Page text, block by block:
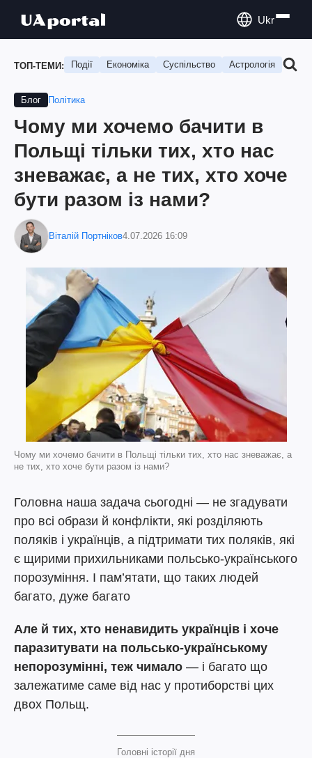
Ukr
ТОП-ТЕМИ: Події Економіка Суспільство Астрологія
Блог Політика
Чому ми хочемо бачити в
Польщі тільки тих, хто нас
зневажає, а не тих, хто хоче
бути разом із нами?
Віталій Портніков4.07.2026 16:09
Чому ми хочемо бачити в Польщі тільки тих, хто нас зневажає, а
не тих, хто хоче бути разом із нами?
Головна наша задача сьогодні — не згадувати
про всі образи й конфлікти, які розділяють
поляків і українців, а підтримати тих поляків, які
є щирими прихильниками польсько-українського
порозуміння. І пам’ятати, що таких людей
багато, дуже багато
Але й тих, хто ненавидить українців і хоче
паразитувати на польсько-українському
непорозумінні, теж чимало — і багато що
залежатиме саме від нас у протиборстві цих
двох Польщ.
Головні історії дня